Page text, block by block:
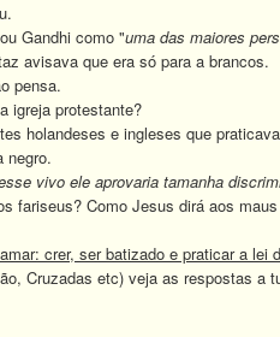
Gandhi como "uma das maiores
avisava que era só para a brancos.
pensa.
igreja protestante?
holandeses e ingleses que
negro.
vivo ele aprovaria tamanha
fariseus? Como Jesus dirá aos
crer, ser batizado e praticar a lei
Cruzadas etc) veja as respostas a